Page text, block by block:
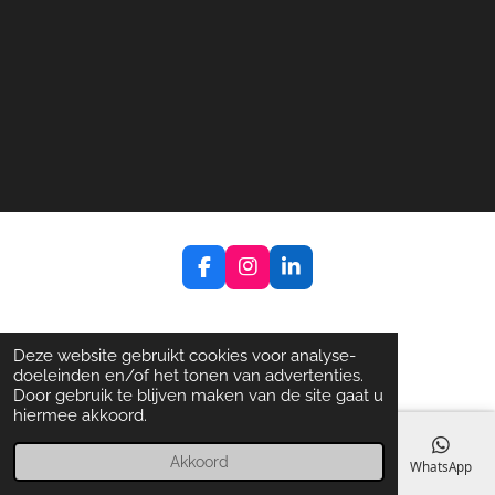
Deze website gebruikt cookies voor analyse-
doeleinden en/of het tonen van advertenties.
Door gebruik te blijven maken van de site gaat u
hiermee akkoord.
Akkoord
F
a
e
b
o
o
I
n
t
a
g
r
L
i
k
e
d
I
Telefoonnummer WhatsApp